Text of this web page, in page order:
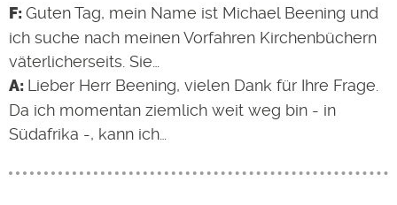
Guten Tag, mein Name ist Michael Beening und
ich suche nach meinen Vorfahren Kirchenbüchern
väterlicherseits. Sie…
Lieber Herr Beening, vielen Dank für Ihre Frage.
Da ich momentan ziemlich weit weg bin - in
Südafrika -, kann ich…